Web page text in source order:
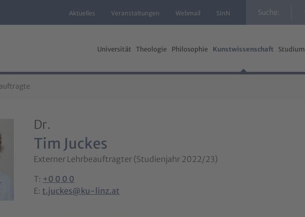
Aktuelles Veranstaltungen Webmail SInN Suche:
Universität Theologie Philosophie Kunstwissenschaft Studium
Dr.
Tim Juckes
Externer Lehrbeauftragter (Studienjahr 2022/23)
T: +0 0 0 0
E: t.juckes@ku-linz.at